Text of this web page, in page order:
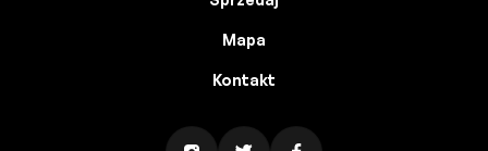
Mapa
Kontakt